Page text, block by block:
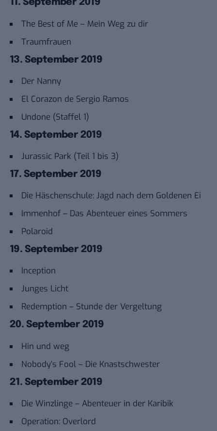
11. September 2019
The Best of Me – Mein Weg zu dir
Traumfrauen
13. September 2019
Der Nanny
El Corazon de Sergio Ramos
Undone (Staffel 1)
14. September 2019
Jurassic Park (Teil 1 bis 3)
17. September 2019
Die Häschenschule: Jagd nach dem Goldenen Ei
Immenhof – Das Abenteuer eines Sommers
Polaroid
19. September 2019
Inception
Junges Licht
Redemption – Stunde der Vergeltung
20. September 2019
Hin und weg
Nobody’s Fool – Die Knastschwester
21. September 2019
Die Winzlinge – Abenteuer in der Karibik
Operation: Overlord